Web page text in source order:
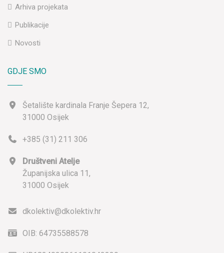
Arhiva projekata
Publikacije
Novosti
GDJE SMO
Šetalište kardinala Franje Šepera 12,
31000 Osijek
+385 (31) 211 306
Društveni Atelje
Županijska ulica 11,
31000 Osijek
dkolektiv@dkolektiv.hr
OIB: 64735588578